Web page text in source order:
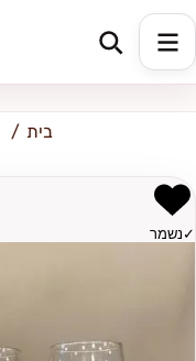
כתובת למשלוח
בית
✓ נשמר